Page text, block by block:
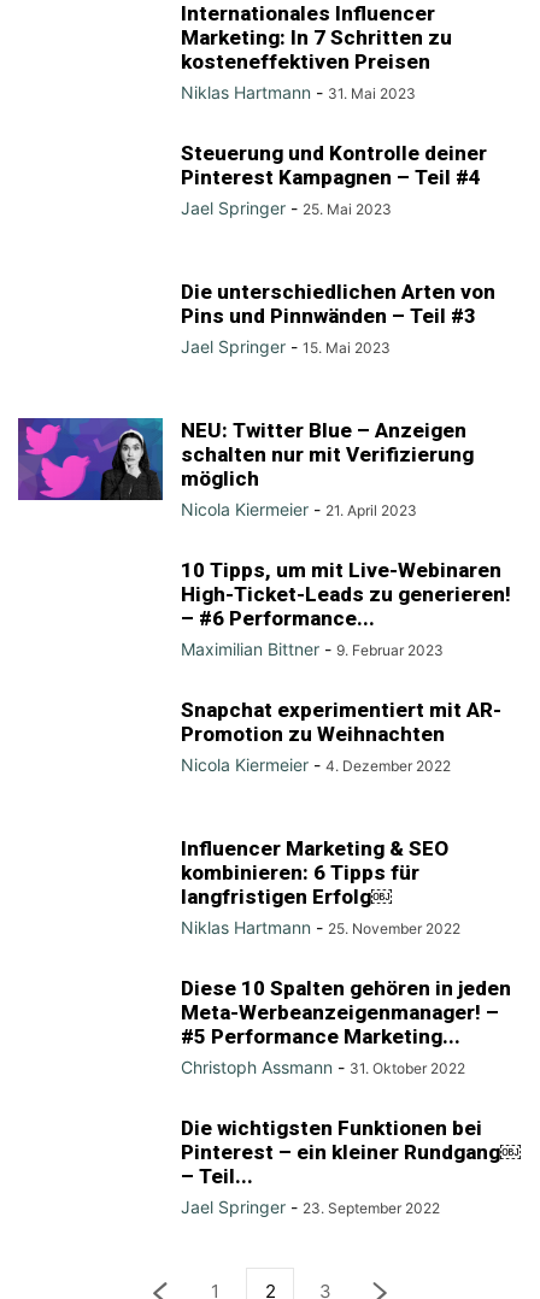
Internationales Influencer
Marketing: In 7 Schritten zu
kosteneffektiven Preisen
Niklas Hartmann - 31. Mai 2023
Steuerung und Kontrolle deiner
Pinterest Kampagnen – Teil #4
Jael Springer - 25. Mai 2023
Die unterschiedlichen Arten von
Pins und Pinnwänden – Teil #3
Jael Springer - 15. Mai 2023
NEU: Twitter Blue – Anzeigen
schalten nur mit Verifizierung
möglich
Nicola Kiermeier - 21. April 2023
10 Tipps, um mit Live-Webinaren
High-Ticket-Leads zu generieren!
– #6 Performance...
Maximilian Bittner - 9. Februar 2023
Snapchat experimentiert mit AR-
Promotion zu Weihnachten
Nicola Kiermeier - 4. Dezember 2022
Influencer Marketing & SEO
kombinieren: 6 Tipps für
langfristigen Erfolg￼
Niklas Hartmann - 25. November 2022
Diese 10 Spalten gehören in jeden
Meta-Werbeanzeigenmanager! –
#5 Performance Marketing...
Christoph Assmann - 31. Oktober 2022
Die wichtigsten Funktionen bei
Pinterest – ein kleiner Rundgang￼
– Teil...
Jael Springer - 23. September 2022
1 2 3